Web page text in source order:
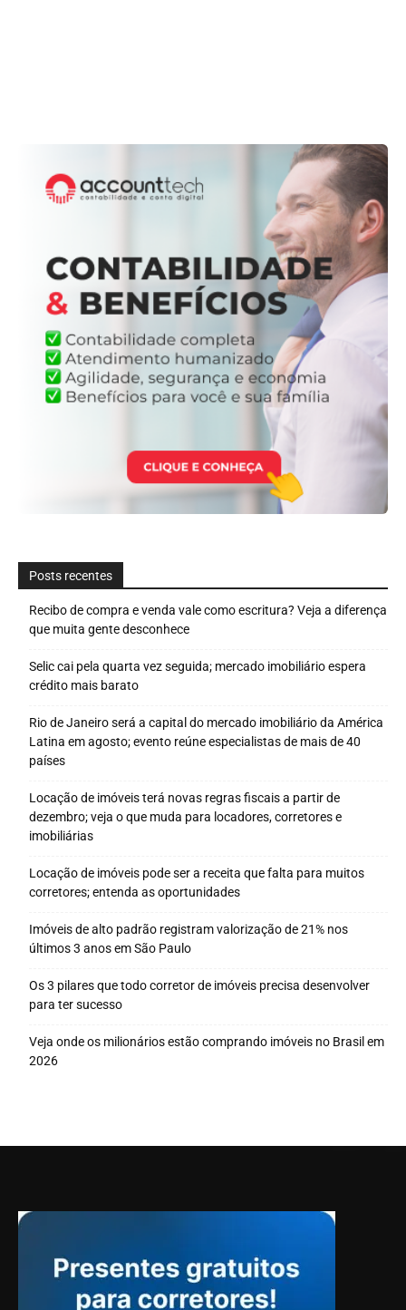
Posts recentes
Recibo de compra e venda vale como escritura? Veja a diferença
que muita gente desconhece
Selic cai pela quarta vez seguida; mercado imobiliário espera
crédito mais barato
Rio de Janeiro será a capital do mercado imobiliário da América
Latina em agosto; evento reúne especialistas de mais de 40
países
Locação de imóveis terá novas regras fiscais a partir de
dezembro; veja o que muda para locadores, corretores e
imobiliárias
Locação de imóveis pode ser a receita que falta para muitos
corretores; entenda as oportunidades
Imóveis de alto padrão registram valorização de 21% nos
últimos 3 anos em São Paulo
Os 3 pilares que todo corretor de imóveis precisa desenvolver
para ter sucesso
Veja onde os milionários estão comprando imóveis no Brasil em
2026